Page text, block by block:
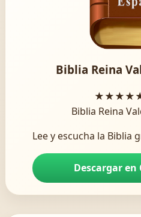
Biblia Reina
Biblia Reina
Lee y escucha la Biblia
Descargar en